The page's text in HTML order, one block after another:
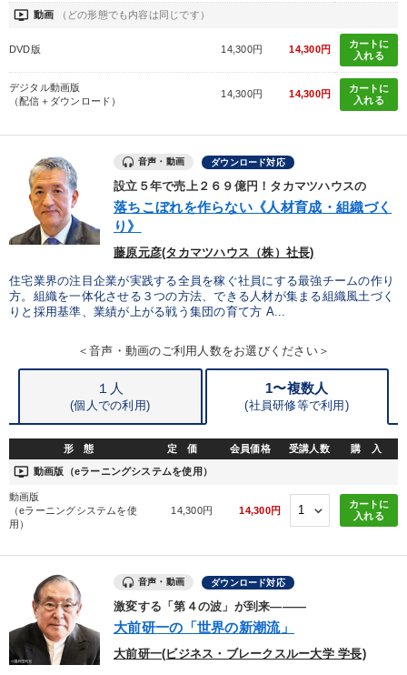
ondemand_video 動画 （どの形態でも内容は同じです）
DVD版 14,300円 14,300円
カートに
入れる
デジタル動画版
（配信＋ダウンロード）
14,300円 14,300円
カートに
入れる
音声・動画 ダウンロード対応
設立５年で売上２６９億円！タカマツハウスの
落ちこぼれを作らない《人材育成・組織づく
り》
藤原元彦(タカマツハウス（株）社長)
住宅業界の注目企業が実践する全員を稼ぐ社員にする最強チームの作り
方。組織を一体化させる３つの方法、できる人材が集まる組織風土づく
りと採用基準、業績が上がる戦う集団の育て方 A...
＜音声・動画のご利用人数をお選びください＞
１人
(個人での利用)
1〜複数人
(社員研修等で利用)
形 態 定 価 会員価格 受講人数 購 入
ondemand_video 動画版（eラーニングシステムを使用）
動画版
（eラーニングシステムを使
用）
14,300円 14,300円
カートに
入れる
音声・動画 ダウンロード対応
激変する「第４の波」が到来―――
大前研一の「世界の新潮流」
大前研一(ビジネス・ブレークスルー大学 学長)